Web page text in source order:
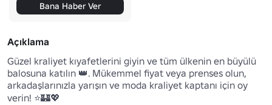
Bana Haber Ver
Açıklama
Güzel kraliyet kıyafetlerini giyin ve tüm ülkenin en büyülü
balosuna katılın 👑. Mükemmel fiyat veya prenses olun,
arkadaşlarınızla yarışın ve moda kraliyet kaptanı için oy
verin! ⭐🏰💖